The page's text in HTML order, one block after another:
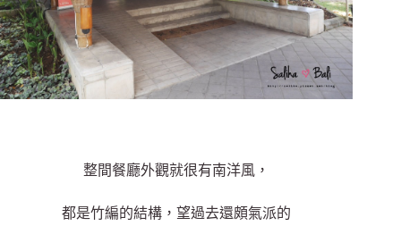
整間餐廳外觀就很有南洋風，
都是竹編的結構，望過去還頗氣派的